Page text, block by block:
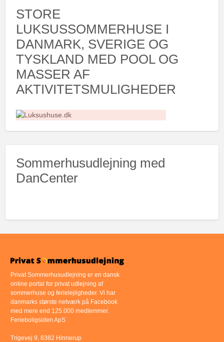
STORE
LUKSUSSOMMERHUSE I
DANMARK, SVERIGE OG
TYSKLAND MED POOL OG
MASSER AF
AKTIVITETSMULIGHEDER
Sommerhusudlejning med
DanCenter
Privat Sommerhusudlejning er en dansk
online portal for privat udlejning af
sommerhuse og ferielejligheder. Vi har
danmarks største netværk på Facebook
med mere end 125.000 medlemmer.
Ferieboligsiden ApS
Trigevej 9, 8382 Hinnerup